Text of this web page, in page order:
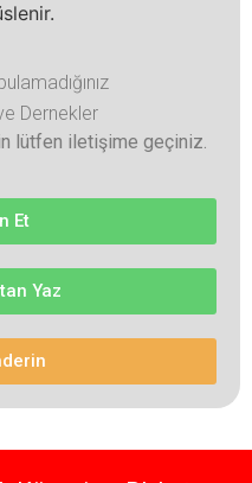
Dernekler
lütfen iletişime geçiniz.
Et
Yaz